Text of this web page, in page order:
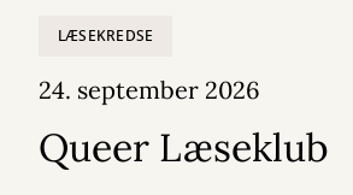
LÆSEKREDSE
24. september 2026
Queer Læseklub